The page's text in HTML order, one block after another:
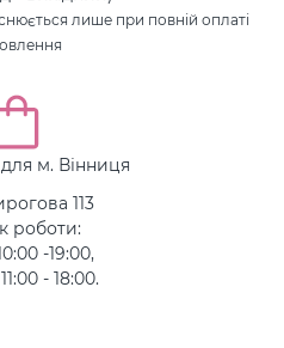
лише при повній оплаті
м. Вінниця
113
роботи:
-19:00,
- 18:00.